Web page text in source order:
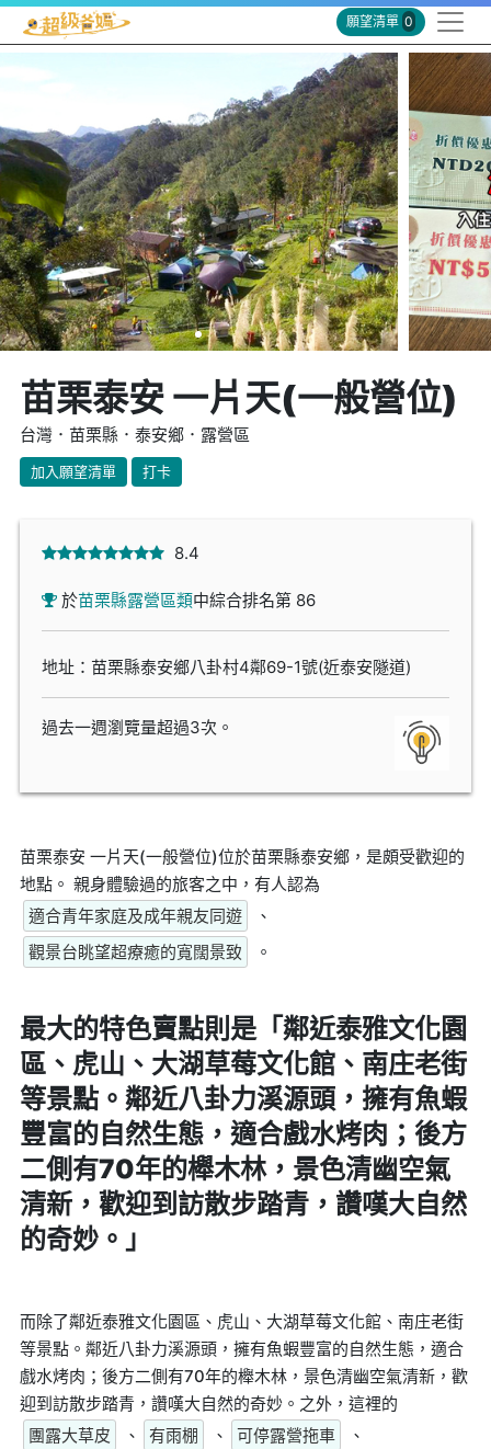
願望清單 0
苗栗泰安 一片天(一般營位)
台灣．苗栗縣．泰安鄉．露營區
加入願望清單 打卡
8.4
於苗栗縣露營區類中綜合排名第 86
地址：苗栗縣泰安鄉八卦村4鄰69-1號(近泰安隧道)
過去一週瀏覽量超過3次。
苗栗泰安 一片天(一般營位)位於苗栗縣泰安鄉，是頗受歡迎的
地點。 親身體驗過的旅客之中，有人認為
適合青年家庭及成年親友同遊
、
觀景台眺望超療癒的寬闊景致
。
最大的特色賣點則是「鄰近泰雅文化園
區、虎山、大湖草莓文化館、南庄老街
等景點。鄰近八卦力溪源頭，擁有魚蝦
豐富的自然生態，適合戲水烤肉；後方
二側有70年的櫸木林，景色清幽空氣
清新，歡迎到訪散步踏青，讚嘆大自然
的奇妙。」
而除了鄰近泰雅文化園區、虎山、大湖草莓文化館、南庄老街
等景點。鄰近八卦力溪源頭，擁有魚蝦豐富的自然生態，適合
戲水烤肉；後方二側有70年的櫸木林，景色清幽空氣清新，歡
迎到訪散步踏青，讚嘆大自然的奇妙。之外，這裡的
團露大草皮
、 有雨棚 、 可停露營拖車
、